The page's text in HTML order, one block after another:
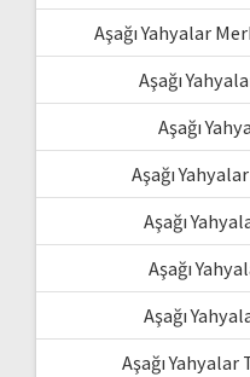
Aşağı Yahyalar
Aşağı
Aşağı
Aşağı
Aşağı
Aşağı
Aşağı
Aşağı